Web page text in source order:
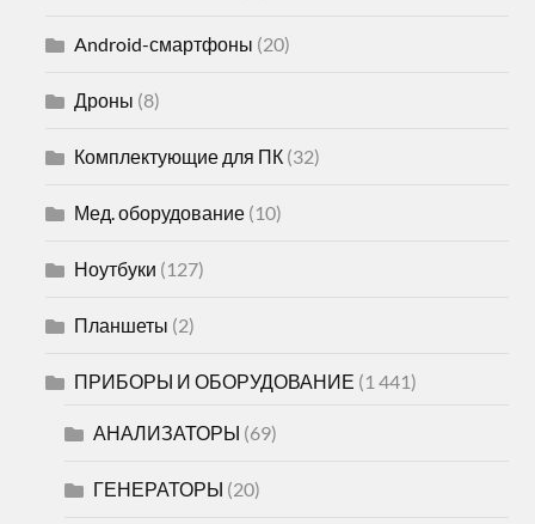
Android-смартфоны (20)
Дроны (8)
Комплектующие для ПК (32)
Мед. оборудование (10)
Ноутбуки (127)
Планшеты (2)
ПРИБОРЫ И ОБОРУДОВАНИЕ (1 441)
АНАЛИЗАТОРЫ (69)
ГЕНЕРАТОРЫ (20)